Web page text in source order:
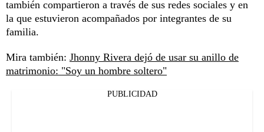
también compartieron a través de sus redes sociales y en
la que estuvieron acompañados por integrantes de su
familia.
Mira también: Jhonny Rivera dejó de usar su anillo de
matrimonio: "Soy un hombre soltero"
PUBLICIDAD